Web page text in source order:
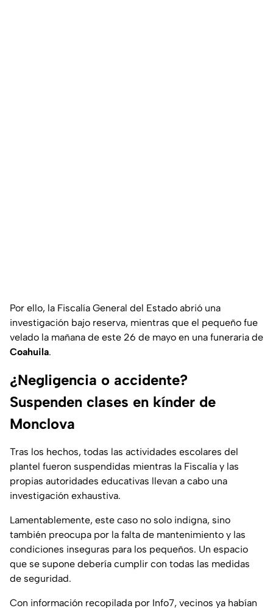
Por ello, la Fiscalía General del Estado abrió una
investigación bajo reserva, mientras que el pequeño fue
velado la mañana de este 26 de mayo en una funeraria de
Coahuila.
¿Negligencia o accidente?
Suspenden clases en kínder de
Monclova
Tras los hechos, todas las actividades escolares del
plantel fueron suspendidas mientras la Fiscalía y las
propias autoridades educativas llevan a cabo una
investigación exhaustiva.
Lamentablemente, este caso no solo indigna, sino
también preocupa por la falta de mantenimiento y las
condiciones inseguras para los pequeños. Un espacio
que se supone debería cumplir con todas las medidas
de seguridad.
Con información recopilada por Info7, vecinos ya habían